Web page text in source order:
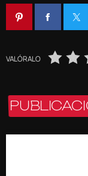
VALÓRALO